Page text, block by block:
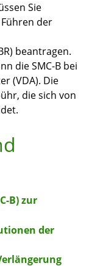
Sie
der
beantragen.
die SMC-B bei
(VDA). Die
die sich von
B) zur
der